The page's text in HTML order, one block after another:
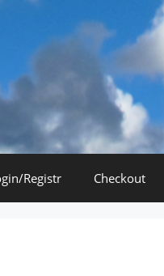
Registr Checkout